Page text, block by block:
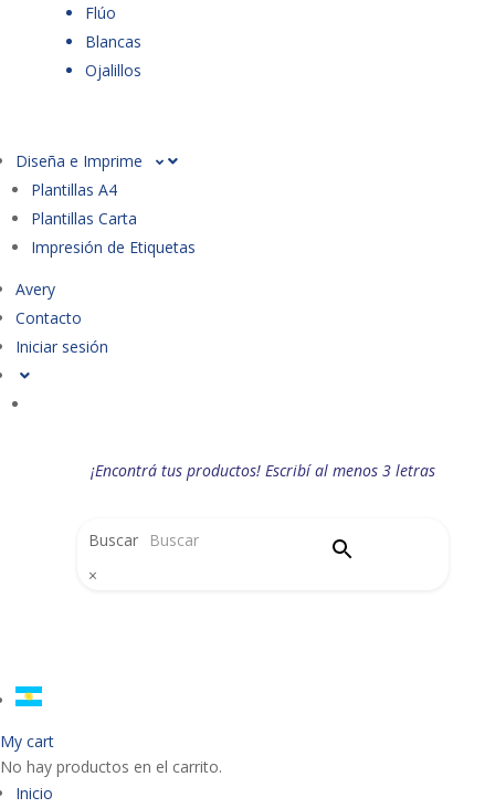
Flúo
Blancas
Ojalillos
Diseña e Imprime
Plantillas A4
Plantillas Carta
Impresión de Etiquetas
Avery
Contacto
Iniciar sesión
¡Encontrá tus productos! Escribí al menos 3 letras
Buscar
×
My cart
No hay productos en el carrito.
Inicio